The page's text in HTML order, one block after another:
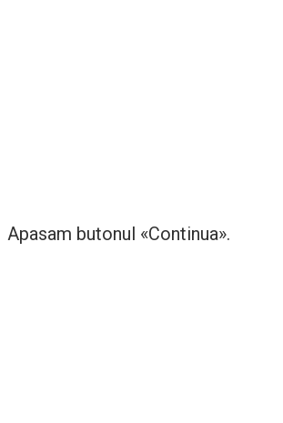
Apasam butonul «Continua».